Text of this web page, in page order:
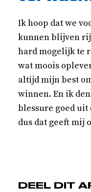
Ik hoop dat we
kunnen blijven
hard mogelijk te
wat moois
altijd mijn best
winnen. En ik
blessure goed
dus dat geeft mij
DEEL DIT